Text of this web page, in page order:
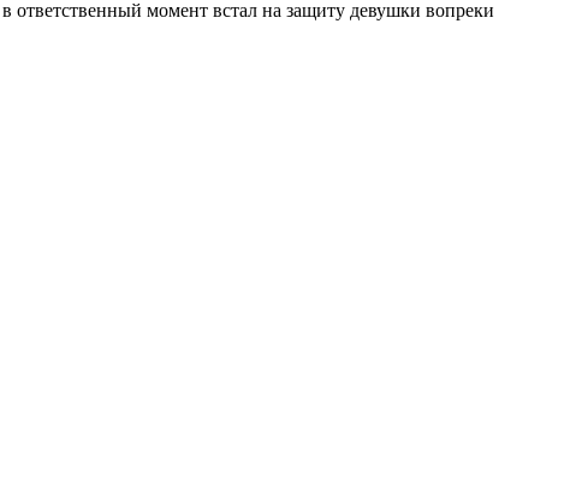
момент встал на защиту девушки вопреки